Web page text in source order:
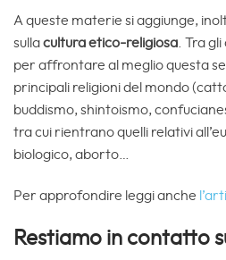
A queste materie si aggiunge,
sullacultura etico-religiosa . Tra
per affrontare al meglio questa
principali religioni del mondo
buddismo, shintoismo,
tra cui rientrano quelli relativi
biologico, aborto…
Per approfondire leggi anche
Restiamo in contatto